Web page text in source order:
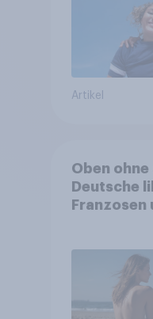
Artikel
Oben
Deutsche
Franzosen